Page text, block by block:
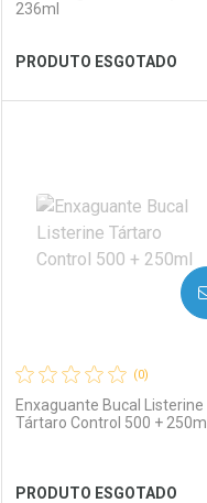
Ver Desconto Convênio
236ml
PRODUTO ESGOTADO
Laboratório
Ver Desconto Convênio
Por Menos
(0)
Enxaguante Bucal Listerine
Tártaro Control 500 + 250ml
PRODUTO ESGOTADO
AVISE-ME